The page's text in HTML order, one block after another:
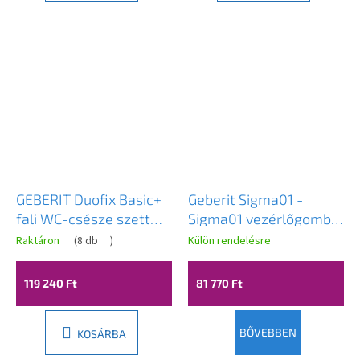
GEBERIT Duofix Basic+
fali WC-csésze szett
Erga Mery+ 51x36 cm +
WC-ülőke, fehér,
GEBERIT-MERY-TO2-
Raktáron (8 db )
119 240 Ft
KOSÁRBA
Geberit Sigma01 -
Sigma01 vezérlőgomb,
nemeshorganyzott
sárgaréz 115.770.DT.5
Külön rendelésre
81 770 Ft
BŐVEBBEN